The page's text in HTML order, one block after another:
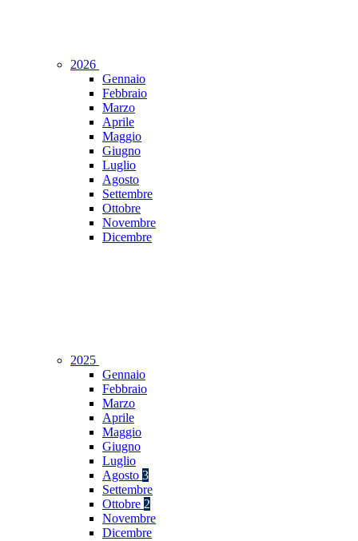
2026
Gennaio
Febbraio
Marzo
Aprile
Maggio
Giugno
Luglio
Agosto
Settembre
Ottobre
Novembre
Dicembre
2025
Gennaio
Febbraio
Marzo
Aprile
Maggio
Giugno
Luglio
Agosto 3
Settembre
Ottobre 2
Novembre
Dicembre